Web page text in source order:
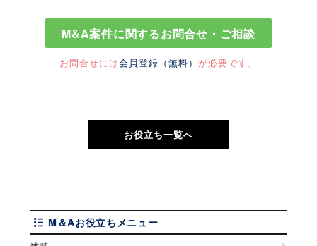
お問合せには会員登録（無料） が必要です。
お役立ち一覧へ
M＆Aお役立ちメニュー